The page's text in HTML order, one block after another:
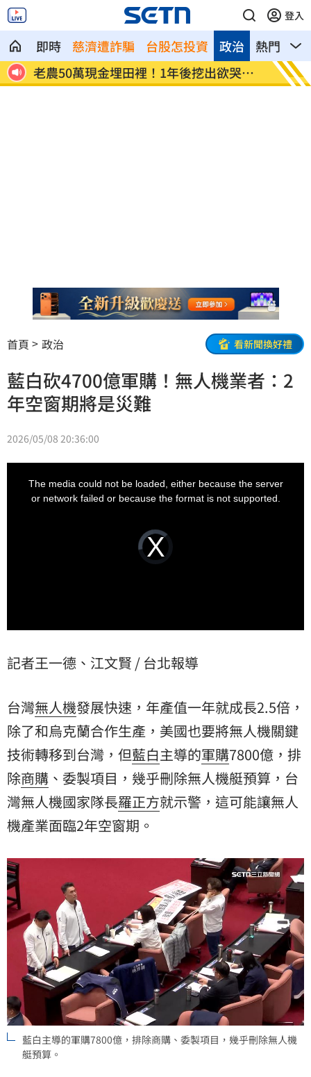
登入
即時 慈濟遭詐騙 台股怎投資 熱門 影
政治
高市長崎原爆81週年演說 避談非核三原
則
後黃
首頁 政治 看新聞換好禮
藍白砍4700億軍購！無人機業者：2
年空窗期將是災難
2026/05/08 20:36:00
Video
Player
loading.
The media could not be loaded, either because the server
or network failed or because the format is not supported.
記者王一德、江文賢 / 台北報導
台灣無人機發展快速，年產值一年就成長2.5倍，
除了和烏克蘭合作生產，美國也要將無人機關鍵
技術轉移到台灣，但藍白主導的軍購7800億，排
除商購 、委製項目，幾乎刪除無人機艇預算，台
灣無人機國家隊長羅正方就示警，這可能讓無人
機產業面臨2年空窗期。
藍白主導的軍購7800億，排除商購、委製項目，幾乎刪除無人機
艇預算。